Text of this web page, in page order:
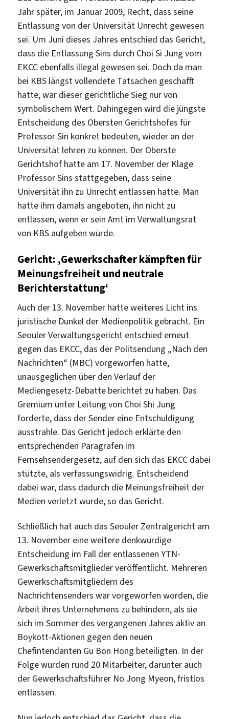
Jahr später, im Januar 2009, Recht, dass seine
Entlassung von der Universität Unrecht gewesen
sei. Um Juni dieses Jahres entschied das Gericht,
dass die Entlassung Sins durch Choi Si Jung vom
EKCC ebenfalls illegal gewesen sei. Doch da man
bei KBS längst vollendete Tatsachen geschafft
hatte, war dieser gerichtliche Sieg nur von
symbolischem Wert. Dahingegen wird die jüngste
Entscheidung des Obersten Gerichtshofes für
Professor Sin konkret bedeuten, wieder an der
Universität lehren zu können. Der Oberste
Gerichtshof hatte am 17. November der Klage
Professor Sins stattgegeben, dass seine
Universität ihn zu Unrecht entlassen hatte. Man
hatte ihm damals angeboten, ihn nicht zu
entlassen, wenn er sein Amt im Verwaltungsrat
von KBS aufgeben würde.
Gericht: ‚Gewerkschafter kämpften für
Meinungsfreiheit und neutrale
Berichterstattung‘
Auch der 13. November hatte weiteres Licht ins
juristische Dunkel der Medienpolitik gebracht. Ein
Seouler Verwaltungsgericht entschied erneut
gegen das EKCC, das der Politsendung „Nach den
Nachrichten“ (MBC) vorgeworfen hatte,
unausgeglichen über den Verlauf der
Mediengesetz-Debatte berichtet zu haben. Das
Gremium unter Leitung von Choi Shi Jung
forderte, dass der Sender eine Entschuldigung
ausstrahle. Das Gericht jedoch erklärte den
entsprechenden Paragrafen im
Fernsehsendergesetz, auf den sich das EKCC dabei
stützte, als verfassungswidrig. Entscheidend
dabei war, dass dadurch die Meinungsfreiheit der
Medien verletzt würde, so das Gericht.
Schließlich hat auch das Seouler Zentralgericht am
13. November eine weitere denkwürdige
Entscheidung im Fall der entlassenen YTN-
Gewerkschaftsmitglieder veröffentlicht. Mehreren
Gewerkschaftsmitgliedern des
Nachrichtensenders war vorgeworfen worden, die
Arbeit ihres Unternehmens zu behindern, als sie
sich im Sommer des vergangenen Jahres aktiv an
Boykott-Aktionen gegen den neuen
Chefintendanten Gu Bon Hong beteiligten. In der
Folge wurden rund 20 Mitarbeiter, darunter auch
der Gewerkschaftsführer No Jong Myeon, fristlos
entlassen.